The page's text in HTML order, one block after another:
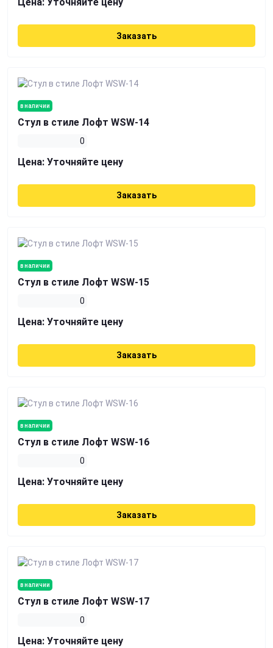
Заказать
в наличии
Стул в стиле Лофт WSW-14
0
Цена: Уточняйте цену
Заказать
в наличии
Стул в стиле Лофт WSW-15
0
Цена: Уточняйте цену
Заказать
в наличии
Стул в стиле Лофт WSW-16
0
Цена: Уточняйте цену
Заказать
в наличии
Стул в стиле Лофт WSW-17
0
Цена: Уточняйте цену